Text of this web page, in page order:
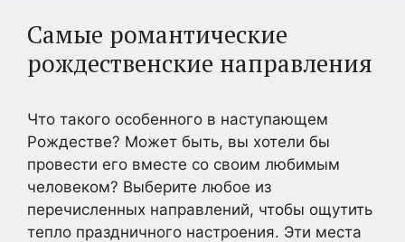
Самые романтические
рождественские направления
Что такого особенного в наступающем
Рождестве? Может быть, вы хотели бы
провести его вместе со своим любимым
человеком? Выберите любое из
перечисленных направлений, чтобы ощутить
тепло праздничного настроения. Эти места